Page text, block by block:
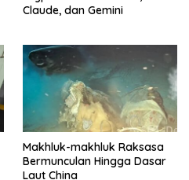
Claude, dan Gemini
Makhluk-makhluk Raksasa
Bermunculan Hingga Dasar
Laut China